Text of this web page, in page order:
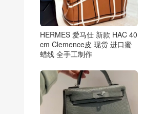
HERMES 爱马仕 新款 HAC 40
cm Clemence皮 现货 进口蜜
蜡线 全手工制作